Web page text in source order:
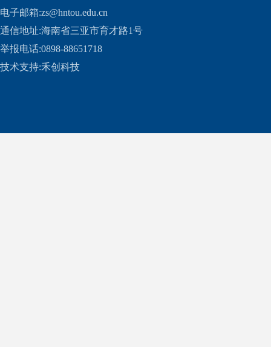
电子邮箱:zs@hntou.edu.cn
通信地址:海南省三亚市育才路1号
举报电话:0898-88651718
技术支持:禾创科技